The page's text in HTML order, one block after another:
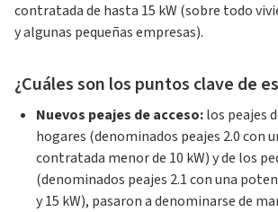
contratada de hasta 15 kW (sobre todo
y algunas pequeñas empresas).
¿Cuáles son los puntos clave de
Nuevos peajes de acceso:los peajes
hogares (denominados peajes 2.0 con
contratada menor de 10 kW) y de los
(denominados peajes 2.1 con una
y 15 kW), pasaron a denominarse de